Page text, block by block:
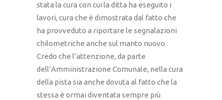
stata la cura con cui la ditta ha eseguito i
lavori, cura che è dimostrata dal fatto che
ha provveduto a riportare le segnalazioni
chilometriche anche sul manto nuovo.
Credo che l’attenzione, da parte
dell’Amministrazione Comunale, nella cura
della pista sia anche dovuta al fatto che la
stessa è ormai diventata sempre più